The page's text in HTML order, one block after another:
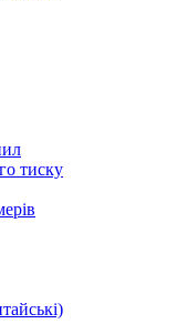
тиску